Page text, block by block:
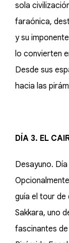
sola
faraónica,
y su
lo convierten
Desde sus
hacia las
DÍA 3. EL
Desayuno.
guía el tour de
Sakkara, uno
fascinantes